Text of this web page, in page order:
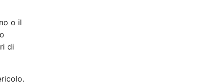
o il
di